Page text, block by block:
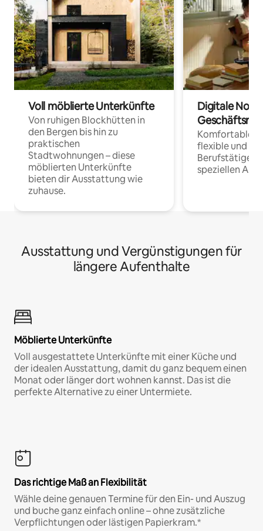
Voll möblierte Unterkünfte
Von ruhigen Blockhütten in
den Bergen bis hin zu
praktischen
Stadtwohnungen – diese
möblierten Unterkünfte
bieten dir Ausstattung wie
zuhause.
Digitale
Komfortable
flexible und
Berufstätige
speziellen
Ausstattung und Vergünstigungen für
längere Aufenthalte
Möblierte Unterkünfte
Voll ausgestattete Unterkünfte mit einer Küche und
der idealen Ausstattung, damit du ganz bequem einen
Monat oder länger dort wohnen kannst. Das ist die
perfekte Alternative zu einer Untermiete.
Das richtige Maß an Flexibilität
Wähle deine genauen Termine für den Ein- und Auszug
und buche ganz einfach online – ohne zusätzliche
Verpflichtungen oder lästigen Papierkram.*